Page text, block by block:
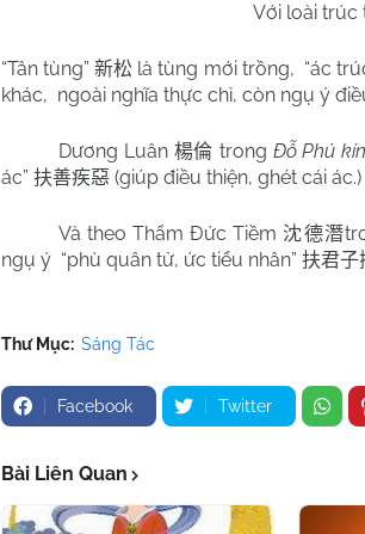
Với loài trúc
“Tân tùng”新松 là tùng mới trồng, “ác
khác, ngoài nghĩa thực chỉ, còn ngụ ý
Dương Luân 楊倫 trong Đỗ Phủ
ác” 扶善疾惡 (giúp điều thiện, ghét cái ác.)
Và theo Thẩm Đức Tiềm 沈德潛
ngụ ý “phù quân tử, ức tiểu nhân” 扶君子
Thư Mục: Sáng Tác
Facebook Twitter
Bài Liên Quan